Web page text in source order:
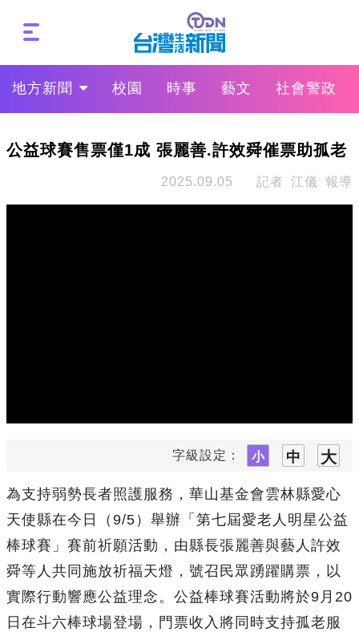
地方新聞 校園 時事 藝文 社會警政
公益球賽售票僅1成 張麗善.許效舜催票助孤老
2025.09.05 記者 江儀 報導
字級設定：
為支持弱勢長者照護服務，華山基金會雲林縣愛心
天使縣在今日（9/5）舉辦「第七屆愛老人明星公益
棒球賽」賽前祈願活動，由縣長張麗善與藝人許效
舜等人共同施放祈福天燈，號召民眾踴躍購票，以
實際行動響應公益理念。公益棒球賽活動將於9月20
日在斗六棒球場登場，門票收入將同時支持孤老服